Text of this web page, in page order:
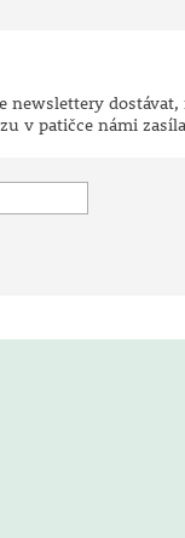
newslettery
v patičce námi